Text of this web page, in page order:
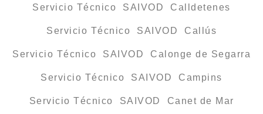
Servicio Técnico SAIVOD Calldetenes
Servicio Técnico SAIVOD Callús
Servicio Técnico SAIVOD Calonge de Segarra
Servicio Técnico SAIVOD Campins
Servicio Técnico SAIVOD Canet de Mar